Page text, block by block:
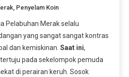
Penyelam Koin
Pelabuhan Merak selalu
yang sangat sangat kontras
dan kemiskinan. Saat ini,
pada sekelompok pemuda
di perairan keruh. Sosok